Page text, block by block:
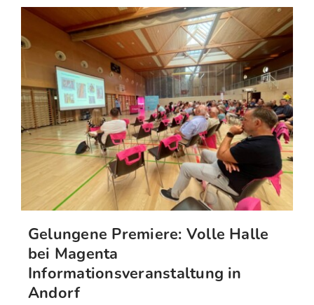
Gelungene Premiere: Volle Halle
bei Magenta
Informationsveranstaltung in
Andorf